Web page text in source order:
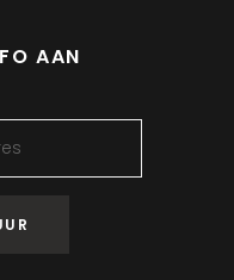
AAN